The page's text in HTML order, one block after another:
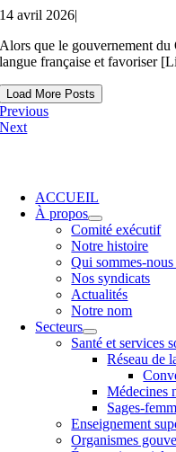
14 avril 2026|
Alors que le gouvernement
langue française et favoriser
Load More Posts
Previous
Next
ACCUEIL
À propos
Comité exécutif
Notre histoire
Qui sommes-nous
Nos syndicats
Actualités
Notre nom
Secteurs
Santé et services
Réseau de
Médecines
Sages-
Enseignement
Organismes